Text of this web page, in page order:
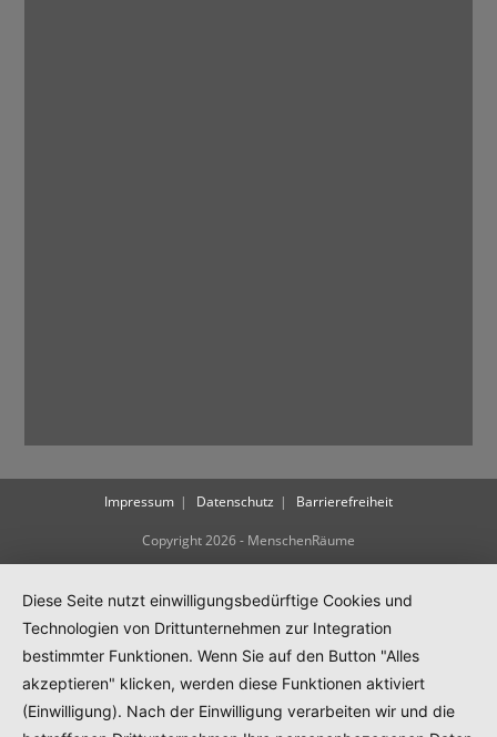
Impressum Datenschutz Barrierefreiheit
Copyright 2026 - MenschenRäume
Diese Seite nutzt einwilligungsbedürftige Cookies und
Technologien von Drittunternehmen zur Integration
bestimmter Funktionen. Wenn Sie auf den Button "Alles
akzeptieren" klicken, werden diese Funktionen aktiviert
(Einwilligung). Nach der Einwilligung verarbeiten wir und die